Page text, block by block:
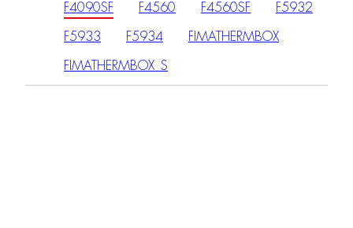
F4090SF F4560 F4560SF F5932
F5933 F5934 FIMATHERMBOX
FIMATHERMBOX_S